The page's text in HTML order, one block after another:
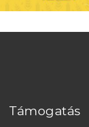
Támogatás